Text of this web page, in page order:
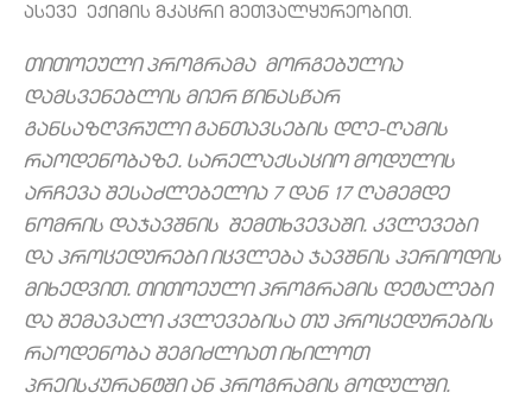
ასევე ექიმის მკაცრი მეთვალყურეობით.
თითოეული პროგრამა მორგებულია
დამსვენებლის მიერ წინასწარ
განსაზღვრული განთავსების დღე-ღამის
რაოდენობაზე. სარელაქსაციო მოდულის
არჩევა შესაძლებელია 7 დან 17 ღამემდე
ნომრის დაჯავშნის შემთხვევაში. კვლევები
და პროცედურები იცვლება ჯავშნის პერიოდის
მიხედვით. თითოეული პროგრამის დეტალები
და შემავალი კვლევებისა თუ პროცედურების
რაოდენობა შეგიძლიათ იხილოთ
პრეისკურანტში ან პროგრამის მოდულში.